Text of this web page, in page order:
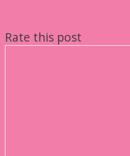
Rate this post